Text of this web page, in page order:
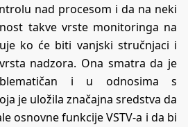
nad procesom i da na neki
takve vrste monitoringa na
ko će biti vanjski stručnjaci i
nadzora. Ona smatra da je
i u odnosima s
je uložila značajna sredstva da
osnovne funkcije VSTV-a i da bi